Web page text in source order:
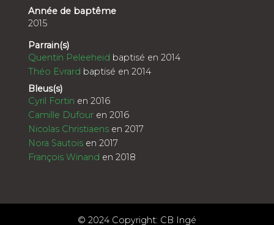
Année de baptême
2015
Parrain(s)
Quentin Peleeheid baptisé en 2014
Théo Evrard baptisé en 2014
Bleus(s)
Cyril Fortin en 2016
Camille Dufour en 2016
Nicolas Christiaens en 2017
Nora Sautois en 2017
François Winand en 2018
© 2024 Copyright: CB Ingé